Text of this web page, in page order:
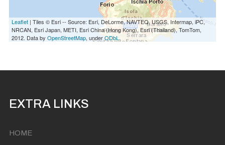
Leaflet | Tiles © Esri -- Source: Esri, DeLorme, NAVTEQ, USGS, Intermap, iPC,
NRCAN, Esri Japan, METI, Esri China (Hong Kong), Esri (Thailand), TomTom,
2012. Data by OpenStreetMap, underODbL .
EXTRA LINKS
HOME